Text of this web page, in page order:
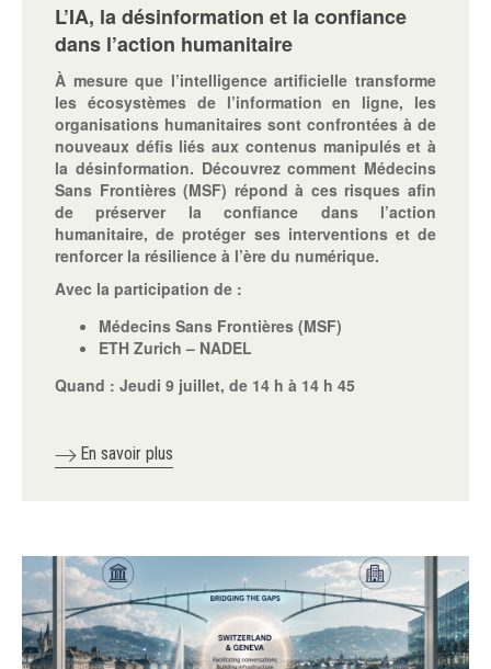
L’IA, la désinformation et la confiance
dans l’action humanitaire
À mesure que l’intelligence artificielle transforme
les écosystèmes de l’information en ligne, les
organisations humanitaires sont confrontées à de
nouveaux défis liés aux contenus manipulés et à
la désinformation. Découvrez comment Médecins
Sans Frontières (MSF) répond à ces risques afin
de préserver la confiance dans l’action
humanitaire, de protéger ses interventions et de
renforcer la résilience à l’ère du numérique.
Avec la participation de :
Médecins Sans Frontières (MSF)
ETH Zurich – NADEL
Quand : Jeudi 9 juillet, de 14 h à 14 h 45
En savoir plus